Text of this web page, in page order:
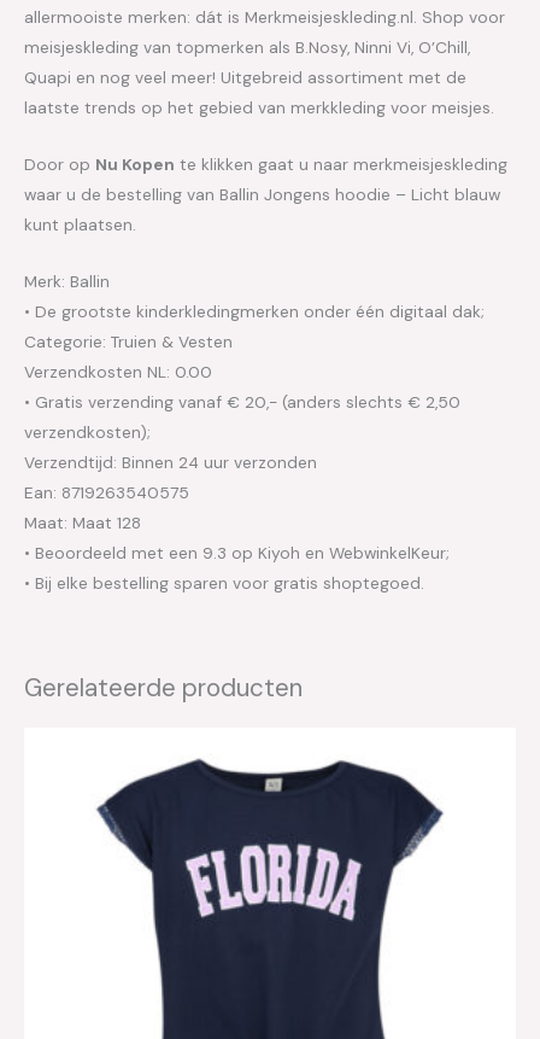
allermooiste merken: dát is Merkmeisjeskleding.nl. Shop voor
meisjeskleding van topmerken als B.Nosy, Ninni Vi, O’Chill,
Quapi en nog veel meer! Uitgebreid assortiment met de
laatste trends op het gebied van merkkleding voor meisjes.
Door op Nu Kopen te klikken gaat u naar merkmeisjeskleding
waar u de bestelling van Ballin Jongens hoodie – Licht blauw
kunt plaatsen.
Merk: Ballin
• De grootste kinderkledingmerken onder één digitaal dak;
Categorie: Truien & Vesten
Verzendkosten NL: 0.00
• Gratis verzending vanaf € 20,- (anders slechts € 2,50
verzendkosten);
Verzendtijd: Binnen 24 uur verzonden
Ean: 8719263540575
Maat: Maat 128
• Beoordeeld met een 9.3 op Kiyoh en WebwinkelKeur;
• Bij elke bestelling sparen voor gratis shoptegoed.
Gerelateerde producten